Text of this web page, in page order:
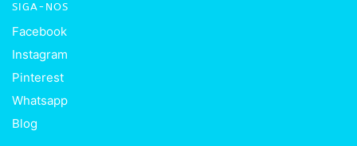
SIGA-NOS
Facebook
Instagram
Pinterest
Whatsapp
Blog